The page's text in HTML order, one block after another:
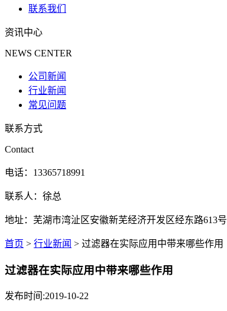
联系我们
资讯中心
NEWS CENTER
公司新闻
行业新闻
常见问题
联系方式
Contact
电话：13365718991
联系人：徐总
地址：芜湖市湾沚区安徽新芜经济开发区经东路613号
首页 > 行业新闻 > 过滤器在实际应用中带来哪些作用
过滤器在实际应用中带来哪些作用
发布时间:2019-10-22